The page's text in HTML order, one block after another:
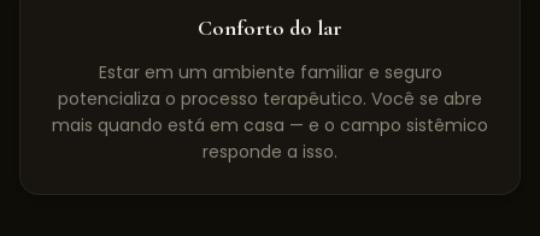
Conforto do lar
Estar em um ambiente familiar e seguro
potencializa o processo terapêutico. Você se abre
mais quando está em casa — e o campo sistêmico
responde a isso.